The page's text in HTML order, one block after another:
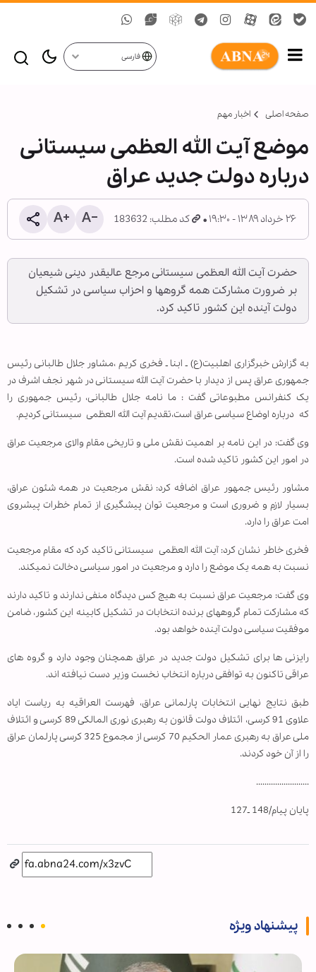
فارسی
صفحه اصلی اخبار مهم
موضع آیت الله العظمی سیستانی
درباره دولت جدید عراق
۲۶ خرداد ۱۳۸۹ - ۱۹:۳۰ کد مطلب: 183632
حضرت آیت الله العظمی سیستانی مرجع عالیقدر دینی شیعیان
بر ضرورت مشارکت همه گروهها و احزاب سیاسی در تشکیل
دولت آینده این کشور تاکید کرد.
به گزارش خبرگزاری اهل‏بیت(ع) ـ ابنا ـ فخری کریم ،مشاور جلال طالبانی رئیس
جمهوری عراق پس از دیدار با حضرت آیت الله سیستانی در شهر نجف اشرف در
یک کنفرانس مطبوعاتی گفت : ما نامه جلال طالبانی، رئیس جمهوری را
که درباره اوضاع سیاسی عراق است،تقدیم آیت الله العظمی سیستانی کردیم.
وی گفت: در این نامه بر اهمیت نقش ملی و تاریخی مقام والای مرجعیت عراق
در امور این کشور تاکید شده است.
مشاور رئیس جمهور عراق اضافه کرد: نقش مرجعیت در همه شئون عراق،
بسیار لازم و ضروری است و مرجعیت توان پیشگیری از تمام خطرات پیش‏روی
امت عراق را دارد.
فخری خاطر نشان کرد: آیت الله العظمی سیستانی تاکید کرد که مقام مرجعیت
نسبت به همه یک موضع را دارد و مرجعیت در امور سیاسی دخالت نمی‏کند.
وی گفت: مرجعیت عراق نسبت به هیچ کس دیدگاه منفی ندارند و تاکید دارند
که مشارکت تمام گروه‏های برنده انتخابات در تشکیل کابینه این کشور، ضامن
موفقیت سیاسی دولت آینده خواهد بود.
رایزنی ها برای تشکیل دولت جدید در عراق همچنان وجود دارد و گروه های
عراقی تاکنون به توافقی درباره انتخاب نخست وزیر دست نیافته اند.
طبق نتایج نهایی انتخابات پارلمانی عراق، فهرست العراقیه به ریاست ایاد
علاوی 91 کرسی، ائتلاف دولت قانون به رهبری نوری المالکی 89 کرسی و ائتلاف
ملی عراق به رهبری عمار الحکیم 70 کرسی از مجموع 325 کرسی پارلمان عراق
را از آن خود کردند.
.........................
پایان پیام/148 ـ127
پیشنهاد ویژه